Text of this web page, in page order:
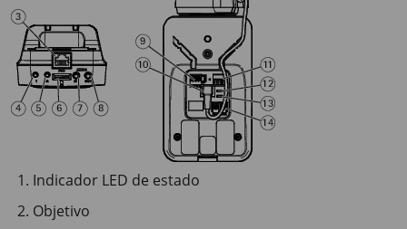
Indicador LED de estado
Objetivo